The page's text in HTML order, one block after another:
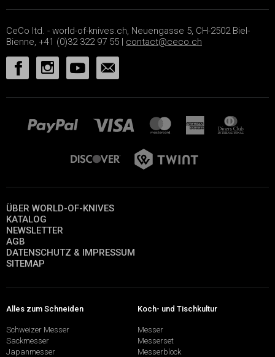
CeCo ltd. - world-of-knives.ch, Neuengasse 5, CH-2502 Biel-
Bienne, +41 (0)32 322 97 55 | contact@ceco.ch
ÜBER WORLD-OF-KNIVES
KATALOG
NEWSLETTER
AGB
DATENSCHUTZ & IMPRESSUM
SITEMAP
Alles zum Schneiden
Schweizer Messer
Sackmesser
Japanmesser
Koch- und Tischkultur
Messer
Messerset
Messerblock